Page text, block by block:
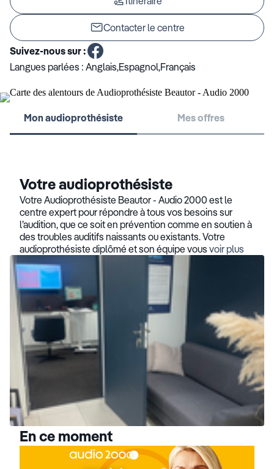
Contacter le centre
Suivez-nous sur :
Langues parlées : Anglais,Espagnol,Français
Mon audioprothésiste Mes offres
Votre audioprothésiste
Votre Audioprothésiste Beautor - Audio 2000 est le
centre expert pour répondre à tous vos besoins sur
l’audition, que ce soit en prévention comme en soutien à
des troubles auditifs naissants ou existants. Votre
audioprothésiste diplômé et son équipe vous voir plus
En ce moment